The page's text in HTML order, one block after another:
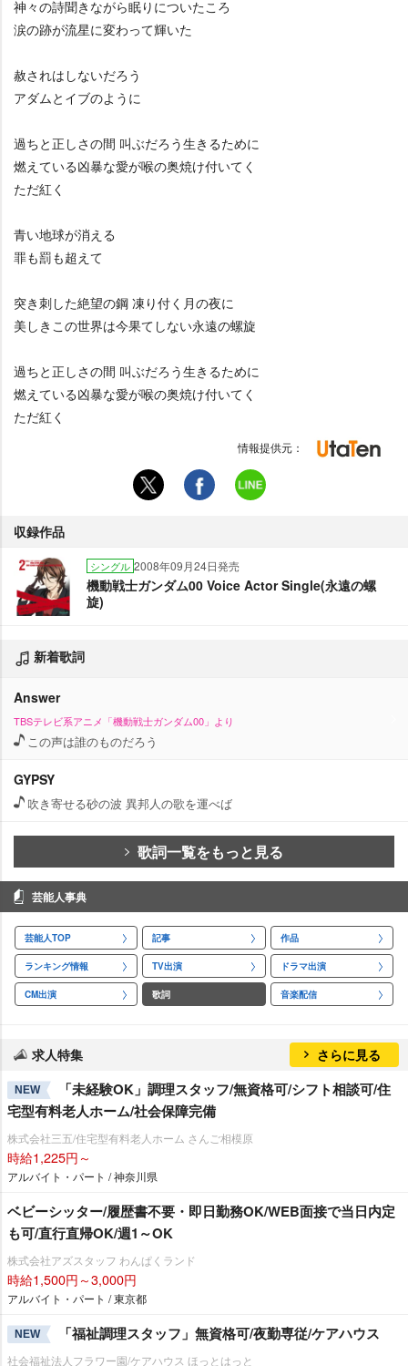
神々の詩聞きながら眠りについたころ
涙の跡が流星に変わって輝いた
赦されはしないだろう
アダムとイブのように
過ちと正しさの間 叫ぶだろう生きるために
燃えている凶暴な愛が喉の奥焼け付いてく
ただ紅く
青い地球が消える
罪も罰も超えて
突き刺した絶望の鋼 凍り付く月の夜に
美しきこの世界は今果てしない永遠の螺旋
過ちと正しさの間 叫ぶだろう生きるために
燃えている凶暴な愛が喉の奥焼け付いてく
ただ紅く
情報提供元：
収録作品
シングル 2008年09月24日発売
機動戦士ガンダム00 Voice Actor Single(永遠の螺
旋)
新着歌詞
Answer
TBSテレビ系アニメ「機動戦士ガンダム00」より
この声は誰のものだろう
GYPSY
吹き寄せる砂の波 異邦人の歌を運べば
歌詞一覧をもっと見る
芸能人事典
芸能人TOP 記事 作品
ランキング情報 TV出演 ドラマ出演
CM出演 歌詞 音楽配信
求人特集 さらに見る
NEW
「未経験OK」調理スタッフ/無資格可/シフト相談可/住
宅型有料老人ホーム/社会保障完備
株式会社三五/住宅型有料老人ホーム さんご相模原
時給1,225円～
アルバイト・パート / 神奈川県
ベビーシッター/履歴書不要・即日勤務OK/WEB面接で当日内定
も可/直行直帰OK/週1～OK
株式会社アズスタッフ わんぱくランド
時給1,500円～3,000円
アルバイト・パート / 東京都
NEW 「福祉調理スタッフ」無資格可/夜勤専従/ケアハウス
社会福祉法人フラワー園/ケアハウス ほっとはっと